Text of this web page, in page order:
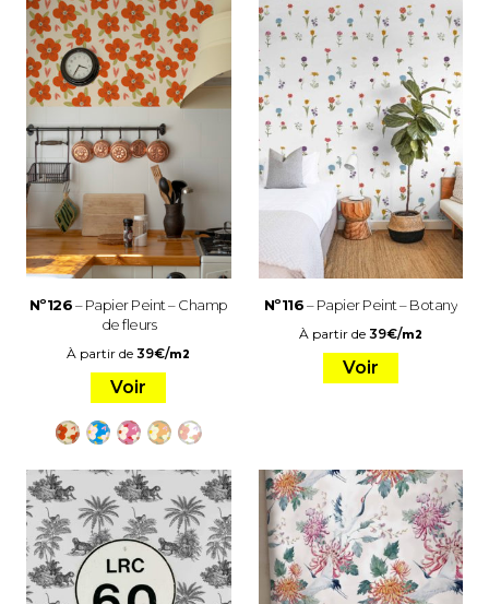
Nº126– Papier Peint – Champ
de fleurs
À partir de39€/m2
Voir
Nº116– Papier Peint – Botany
À partir de 39€/m2
Voir